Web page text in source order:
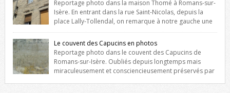
Reportage photo dans la maison Thomé à Romans-sur-
Isère. En entrant dans la rue Saint-Nicolas, depuis la
place Lally-Tollendal, on remarque à notre gauche une
maison construite au XVIè siècle. Les deux façades sont ornées de
fenêtres jumelles à meneaux. Entre ces deux étages, on peut voir une
niche qui contient une statue de la Vierge. […]
Le couvent des Capucins en photos
Reportage photo dans le couvent des Capucins de
Romans-sur-Isère. Oubliés depuis longtemps mais
miraculeusement et consciencieusement préservés par